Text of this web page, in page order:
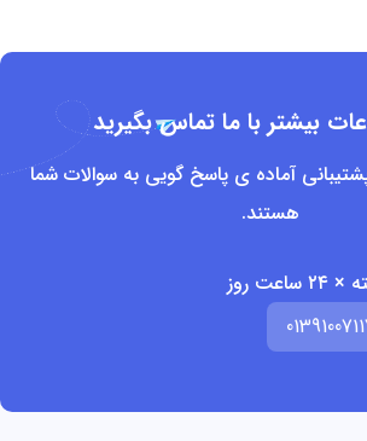
بیشتر با ما تماس بگیرید
آماده ی پاسخ گویی به سوالات شما
هستند.